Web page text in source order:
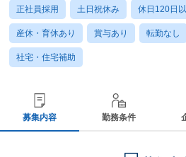
正社員採用 土日祝休み 休日120日
産休・育休あり 賞与あり 転勤なし
社宅・住宅補助
募集内容 勤務条件